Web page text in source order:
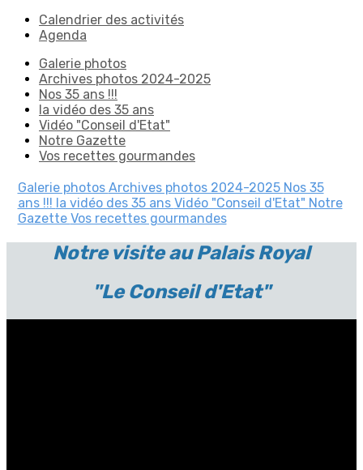
Calendrier des activités
Agenda
Galerie photos
Archives photos 2024-2025
Nos 35 ans !!!
la vidéo des 35 ans
Vidéo "Conseil d'Etat"
Notre Gazette
Vos recettes gourmandes
Galerie photos Archives photos 2024-2025 Nos 35
ans !!! la vidéo des 35 ans Vidéo "Conseil d'Etat" Notre
Gazette Vos recettes gourmandes
Notre visite au Palais Royal
"Le Conseil d'Etat"